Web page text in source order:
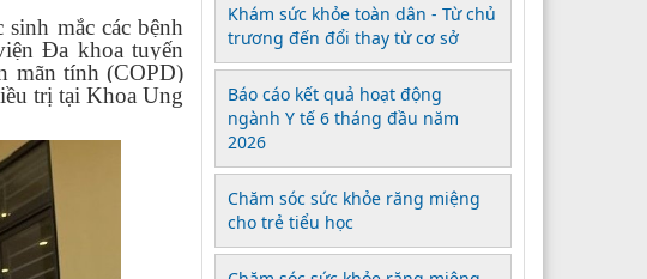
mắc các bệnh
Đa khoa tuyến
mãn tính (COPD)
trị tại Khoa Ung
Khám sức khỏe toàn dân - Từ chủ
trương đến đổi thay từ cơ sở
Báo cáo kết quả hoạt động
ngành Y tế 6 tháng đầu năm
2026
Chăm sóc sức khỏe răng miệng
cho trẻ tiểu học